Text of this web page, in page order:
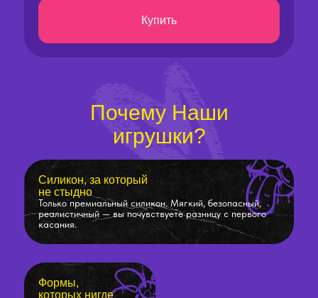
Купить
Силикон, за который
не стыдно
Только премиальный силикон. Мягкий, безопасный,
реалистичный — вы почувствуете разницу с первого
касания.
Формы,
которых нигде
Почему Наши
игрушки?